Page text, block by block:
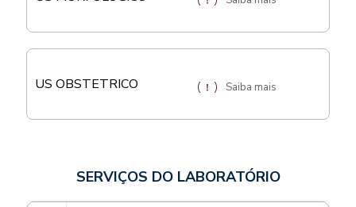
US OBSTETRICO Saiba mais
SERVIÇOS DO LABORATÓRIO